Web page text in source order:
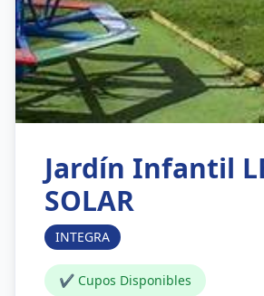
Jardín Infantil
SOLAR
INTEGRA
✔ Cupos Disponibles